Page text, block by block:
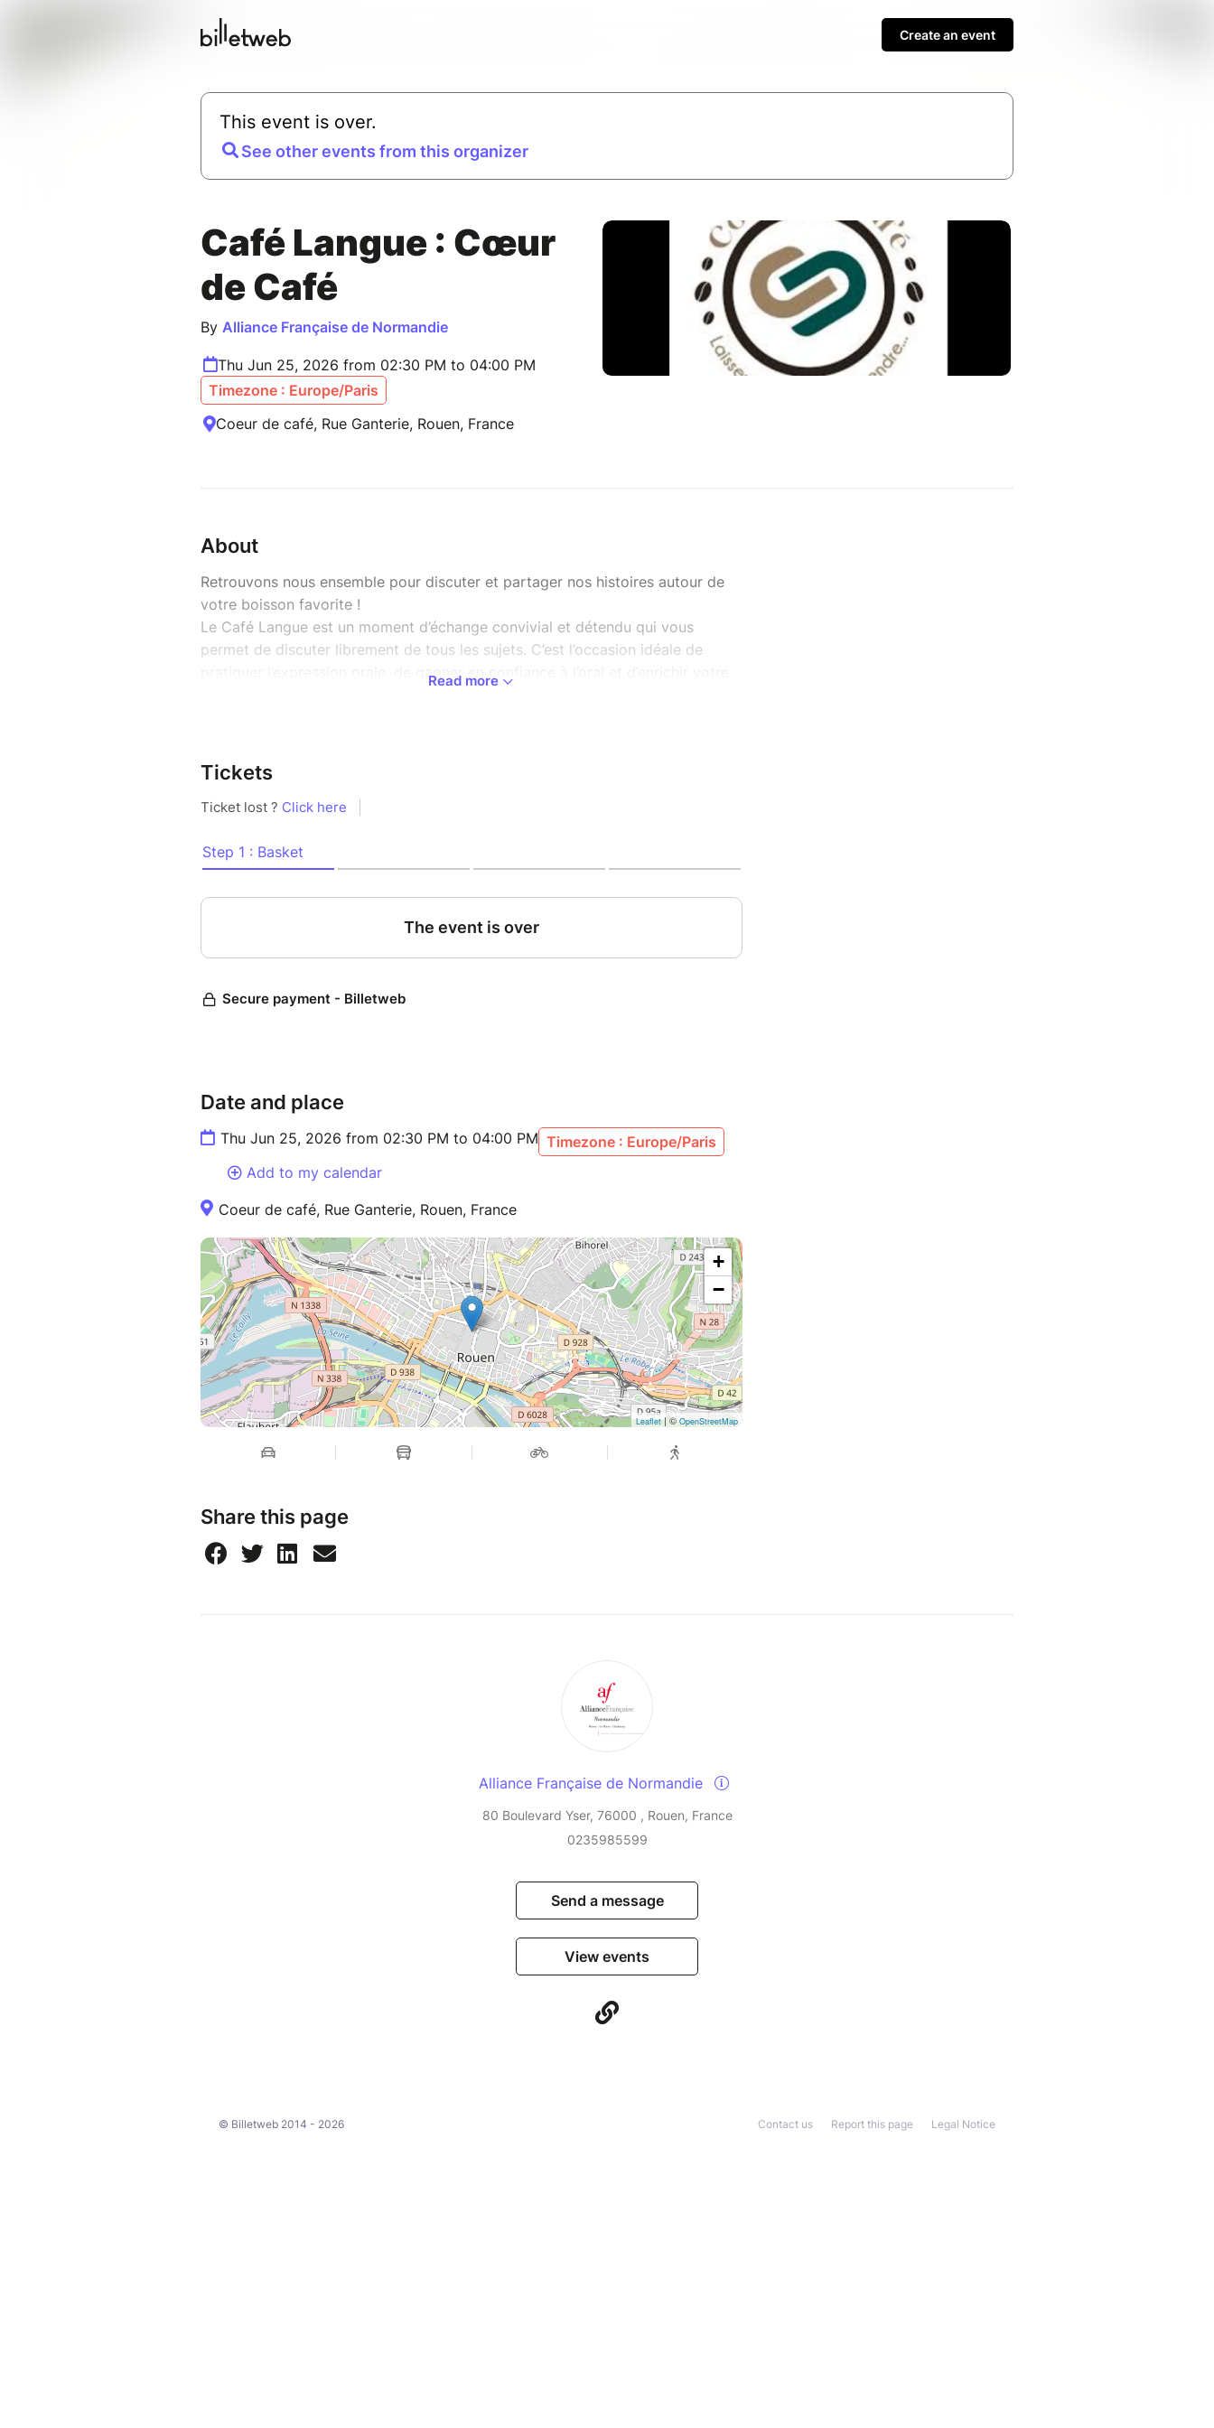
Create an event
This event is over.
See other events from this organizer
Café Langue : Cœur
de Café
By Alliance Française de Normandie
Thu Jun 25, 2026 from 02:30 PM to 04:00 PM
Timezone : Europe/Paris
Coeur de café, Rue Ganterie, Rouen, France
About
Retrouvons nous ensemble pour discuter et partager nos histoires autour de
votre boisson favorite !
Le Café Langue est un moment d’échange convivial et détendu qui vous
permet de discuter librement de tous les sujets. C’est l’occasion idéale de
pratiquer l’expression orale, de gagner en confiance à l’oral et d’enrichir votre
RDV 14h30 à l'AF
Frais de consommation à prévoir
Come to have a drink and discuss in french !
The Language Café is a friendly and relaxed moment of exchange where you
can freely discuss any topic. It’s the perfect opportunity to practice speaking,
build confidence, and expand your vocabulary while meeting other students
Departure from AF at 2:30pm
Read more
Tickets
Date and place
Thu Jun 25, 2026 from 02:30 PM to 04:00 PM Timezone : Europe/Paris
Add to my calendar
Coeur de café, Rue Ganterie, Rouen, France
+
−
Leaflet| ©OpenStreetMap
Share this page
Alliance Française de Normandie
80 Boulevard Yser, 76000 , Rouen, France
0235985599
Send a message
View events
© Billetweb 2014 - 2026 Legal Notice
Report this page
Contact us